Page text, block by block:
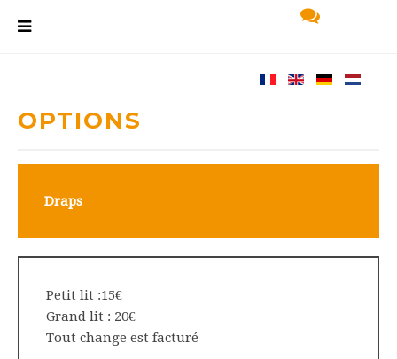
OPTIONS
Draps
Petit lit :15€
Grand lit : 20€
Tout change est facturé